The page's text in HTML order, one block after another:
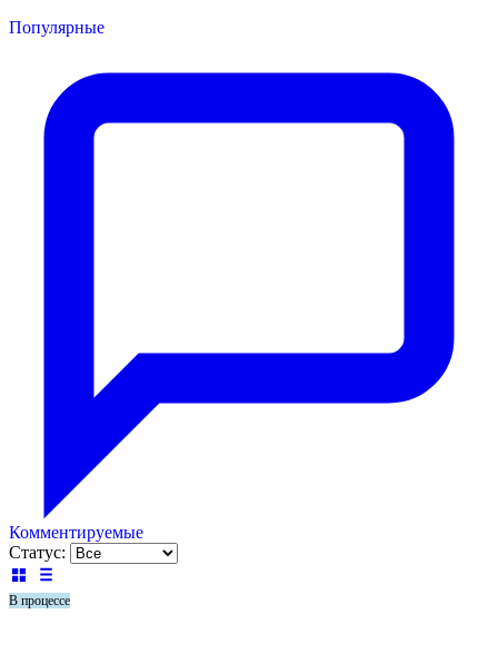
Популярные
Комментируемые
Статус:
В процессе